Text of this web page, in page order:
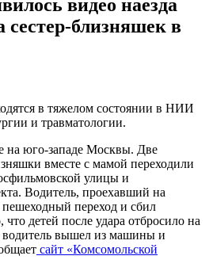
видео наезда
сестер-близняшек в
в тяжелом состоянии в НИИ
и травматологии.
на юго-западе Москвы. Две
вместе с мамой переходили
улицы и
Водитель, проехавший на
переход и сбил
детей после удара отбросило на
водитель вышел из машины и
сайт «Комсомольской